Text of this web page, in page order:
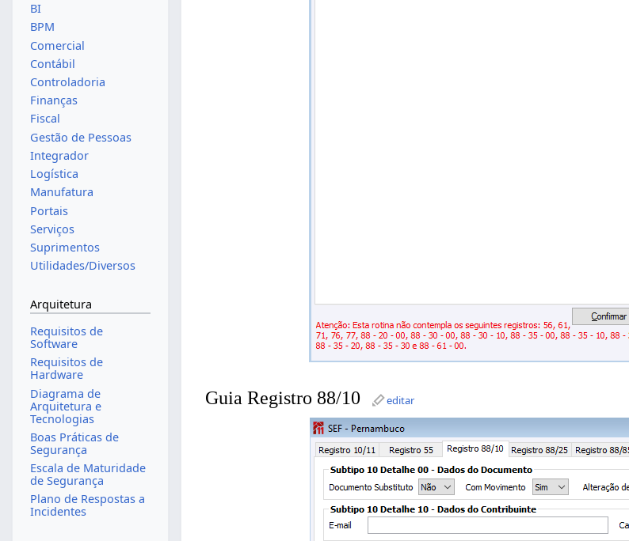
Guia Registro 88/10 editar
BI
BPM
Comercial
Contábil
Controladoria
Finanças
Fiscal
Gestão de Pessoas
Integrador
Logística
Manufatura
Portais
Serviços
Suprimentos
Utilidades/Diversos
Arquitetura
Requisitos de
Software
Requisitos de
Hardware
Diagrama de
Arquitetura e
Tecnologias
Boas Práticas de
Segurança
Escala de Maturidade
de Segurança
Plano de Respostas a
Incidentes